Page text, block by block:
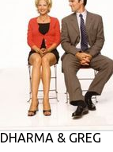
DHARMA & GREG